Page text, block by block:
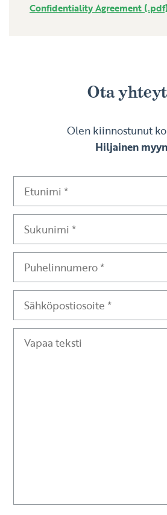
Confidentiality Agreement
Ota
Olen kiinnostunut
Hiljainen
Etunimi
Sukunimi
Puhelinnumero
Sähköpostiosoite
Vapaa teksti